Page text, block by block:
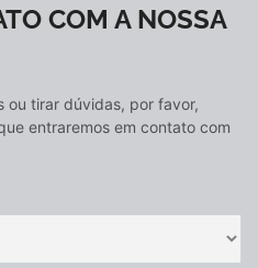
COM A NOSSA
ou tirar dúvidas, por favor,
entraremos em contato com